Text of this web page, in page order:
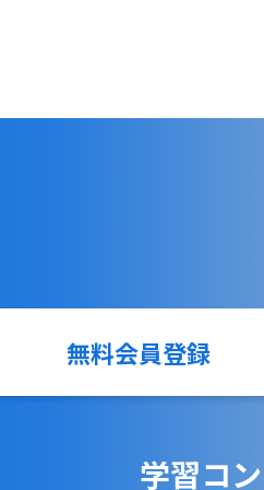
無料会員登録
学習コ